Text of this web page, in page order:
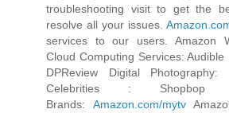
troubleshooting visit to get the
resolve all your issues.
services to our users. Amazon
Cloud Computing Services: Audible
DPReview Digital
Celebrities : Shopbop
Brands: Amazon.com/mytv